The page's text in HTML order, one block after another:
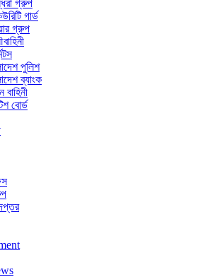
গ্রুপ
গার্ড
গ্রুপ
পুলিশ
ব্যাংক
বাহিনী
বোর্ড